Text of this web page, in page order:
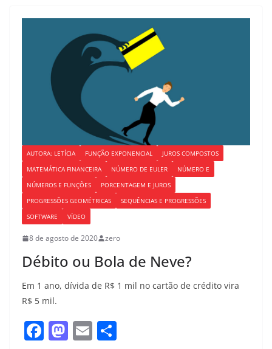
AUTORA: LETÍCIA FUNÇÃO EXPONENCIAL
JUROS COMPOSTOS
MATEMÁTICA FINANCEIRA
NÚMERO DE EULER
NÚMERO E
NÚMEROS E FUNÇÕES
PORCENTAGEM E JUROS
PROGRESSÕES GEOMÉTRICAS
SEQUÊNCIAS E PROGRESSÕES
SOFTWARE
VÍDEO
8 de agosto de 2020 zero
Débito ou Bola de Neve?
Em 1 ano, dívida de R$ 1 mil no cartão de crédito vira
R$ 5 mil.
F M E